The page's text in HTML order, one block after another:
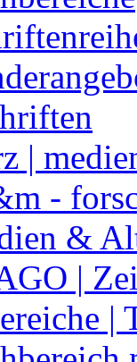
|
-
&
|
|